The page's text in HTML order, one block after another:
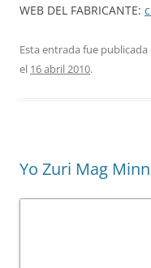
WEB DEL FABRICANTE:
Esta entrada fue publicada
el 16 abril 2010.
Yo Zuri Mag